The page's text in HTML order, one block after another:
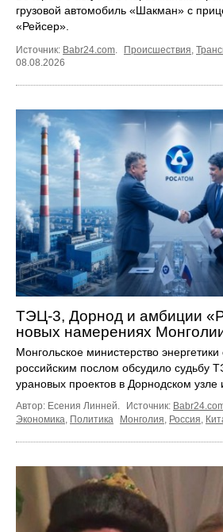
грузовой автомобиль «Шакман» с
«Рейсер».
Источник: Babr24.com Происшествия
08.08.2026
ТЭЦ-3, Дорнод и амбиции
новых намерениях
Монгольское министерство
российским послом обсудило судьбу
урановых проектов в Дорнодском узле
Автор: Есения Линней. Источник:
Экономика, Политика Монголия, Россия,